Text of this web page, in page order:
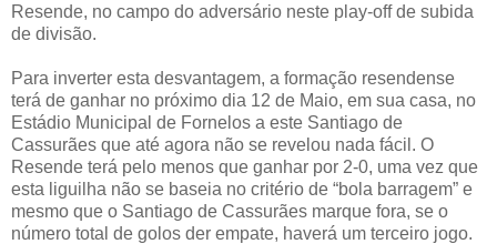
Resende, no campo do adversário neste play-off de subida
de divisão.
Para inverter esta desvantagem, a formação resendense
terá de ganhar no próximo dia 12 de Maio, em sua casa, no
Estádio Municipal de Fornelos a este Santiago de
Cassurães que até agora não se revelou nada fácil. O
Resende terá pelo menos que ganhar por 2-0, uma vez que
esta liguilha não se baseia no critério de “bola barragem” e
mesmo que o Santiago de Cassurães marque fora, se o
número total de golos der empate, haverá um terceiro jogo.